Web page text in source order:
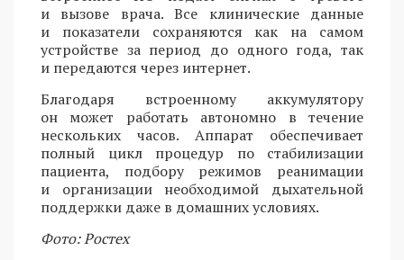
и вызове врача. Все клинические данные
и показатели сохраняются как на самом
устройстве за период до одного года, так
и передаются через интернет.
Благодаря встроенному аккумулятору
он может работать автономно в течение
нескольких часов. Аппарат обеспечивает
полный цикл процедур по стабилизации
пациента, подбору режимов реанимации
и организации необходимой дыхательной
поддержки даже в домашних условиях.
Фото: Ростех